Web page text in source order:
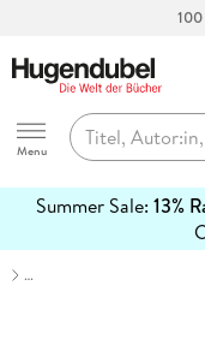
Hugendubel
Menu
Summer Sale: 13%
erfahren
…